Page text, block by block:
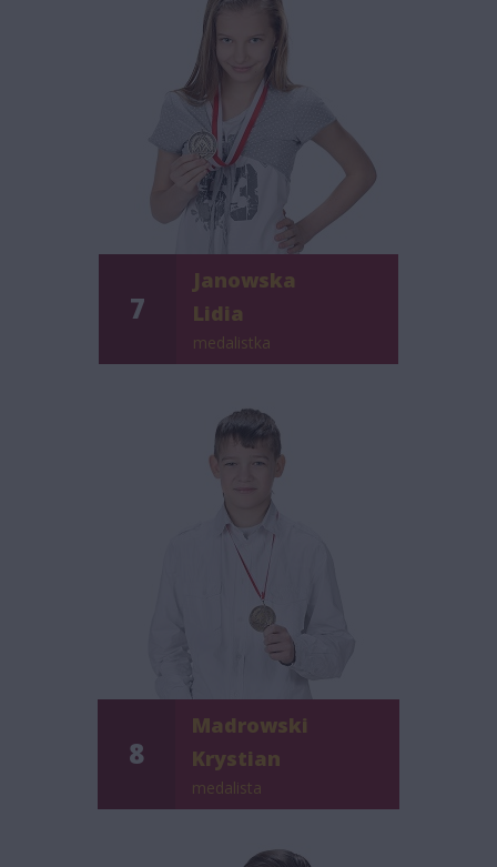
7
Janowska
Lidia
medalistka
8
Madrowski
Krystian
medalista